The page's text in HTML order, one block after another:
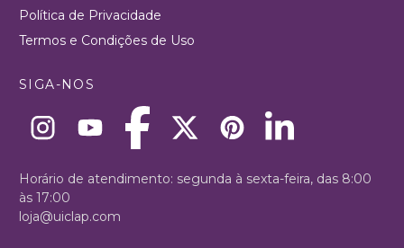
Política de Privacidade
Termos e Condições de Uso
SIGA-NOS
Horário de atendimento: segunda à sexta-feira, das 8:00
às 17:00
loja@uiclap.com